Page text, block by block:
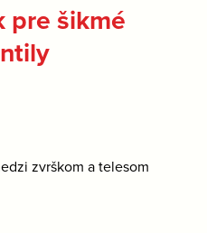
pre šikmé
zvrškom a telesom